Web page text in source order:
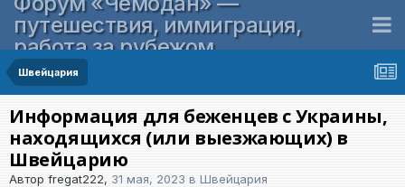
путешествия, иммиграция,
работа за рубежом
Швейцария
Информация для беженцев с Украины,
находящихся (или выезжающих) в
Швейцарию
Автор fregat222, 31 мая, 2023 в Швейцария